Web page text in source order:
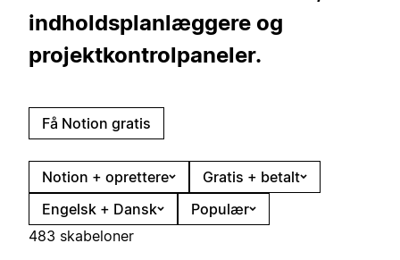
indholdsplanlæggere og
projektkontrolpaneler.
Få Notion gratis
Notion + oprettere
Gratis + betalt
Engelsk + Dansk
Populær
483 skabeloner